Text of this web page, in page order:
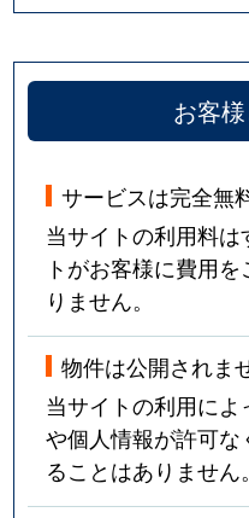
お客
サービスは完全無
当サイトの利用料
トがお客様に費用
りません。
物件は公開されま
当サイトの利用に
や個人情報が許可
ることはありません。